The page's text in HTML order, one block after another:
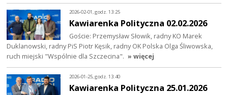
2026-02-01, godz. 13:25
Kawiarenka Polityczna 02.02.2026
Goście: Przemysław Słowik, radny KO Marek
Duklanowski, radny PiS Piotr Kęsik, radny OK Polska Olga Śliwowska,
ruch miejski "Wspólnie dla Szczecina". » więcej
2026-01-25, godz. 13:40
Kawiarenka Polityczna 25.01.2026